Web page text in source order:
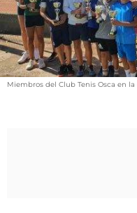
VÍDEOS
CONTACTAR
FIESTAS EN EL ALTO
Miembros del Club Tenis Osca en